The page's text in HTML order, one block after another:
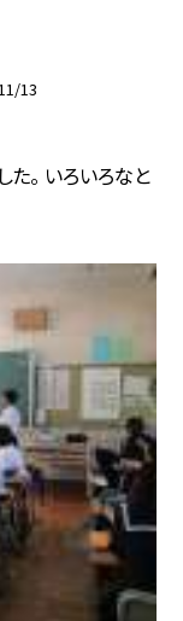
13
。 いろいろなと